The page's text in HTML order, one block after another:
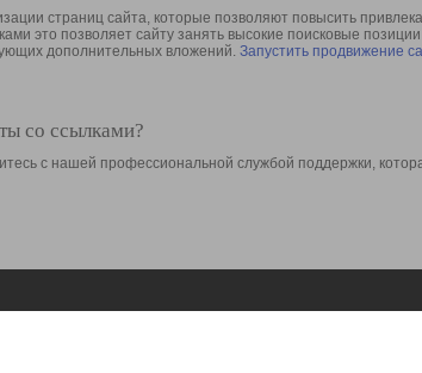
страниц сайта, которые позволяют повысить
это позволяет сайту занять высокие поисковые
дополнительных вложений. Запустить продвижение
со ссылками?
с нашей профессиональной службой поддержки,